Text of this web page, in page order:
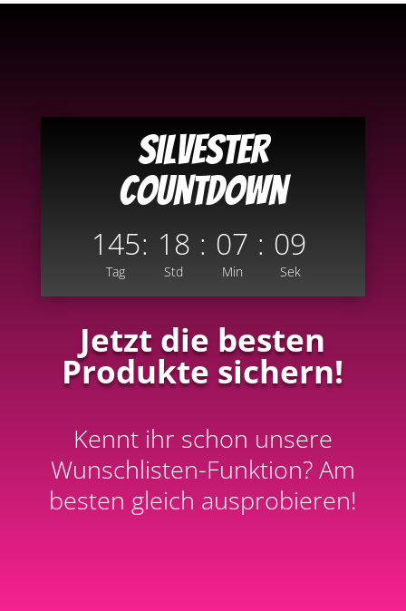
Silvester
Countdown
145
Tag
: 18
Std
: 07
Min
: 08
Sek
Jetzt die besten
Produkte sichern!
Kennt ihr schon unsere
Wunschlisten-Funktion? Am
besten gleich ausprobieren!